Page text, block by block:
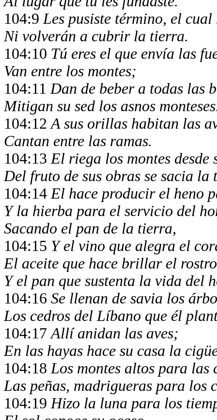
104:9Les pusiste término, el
Ni volverán a cubrir la tierra.
104:10 Tú eres el que envía las
Van entre los montes;
104:11Dan de beber a todas las
Mitigan su sed los asnos
104:12A sus orillas habitan las
Cantan entre las ramas.
104:13El riega los montes desde
Del fruto de sus obras se sacia la
104:14El hace producir el heno
Y la hierba para el servicio del
Sacando el pan de la tierra,
104:15 Y el vino que alegra el
El aceite que hace brillar el
Y el pan que sustenta la vida del
104:16 Se llenan de savia los
Los cedros del Líbano que él
104:17Allí anidan las aves;
En las hayas hace su casa la
104:18Los montes altos para las
Las peñas, madrigueras para los
104:19Hizo la luna para los